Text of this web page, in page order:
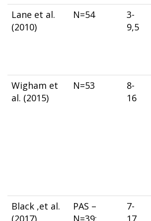
Lane et al.
(2010)
N=54
3-
9,5
Wigham et
al. (2015)
N=53
8-
16
Black ,et al.
(2017)
PAS –
N=39;
7-
17